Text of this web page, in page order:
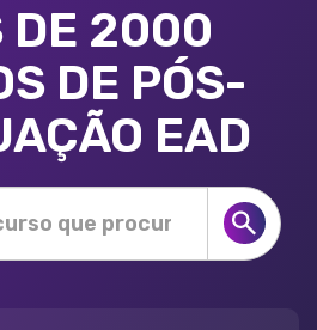
DE 2000
DE PÓS-
EAD